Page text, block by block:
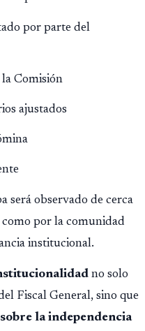
por parte del
Comisión
ajustados
será observado de cerca
por la comunidad
institucional.
no solo
Fiscal General, sino que
la independencia